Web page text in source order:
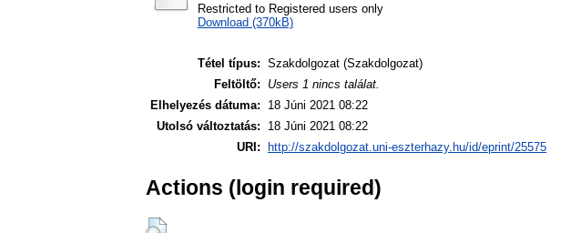
Restricted to Registered users only
Download (370kB)
Tétel típus: Szakdolgozat (Szakdolgozat)
Feltöltő:
Users 1 nincs találat.
Elhelyezés dátuma:
18 Júni 2021 08:22
Utolsó változtatás:
18 Júni 2021 08:22
URI:
http://szakdolgozat.uni-eszterhazy.hu/id/eprint/25575
Actions (login required)